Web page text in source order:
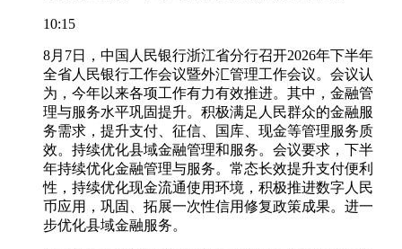
10:15
8月7日，中国人民银行浙江省分行召开2026年下半年
全省人民银行工作会议暨外汇管理工作会议。会议认
为，今年以来各项工作有力有效推进。其中，金融管
理与服务水平巩固提升。积极满足人民群众的金融服
务需求，提升支付、征信、国库、现金等管理服务质
效。持续优化县域金融管理和服务。会议要求，下半
年持续优化金融管理与服务。常态长效提升支付便利
性，持续优化现金流通使用环境，积极推进数字人民
币应用，巩固、拓展一次性信用修复政策成果。进一
步优化县域金融服务。